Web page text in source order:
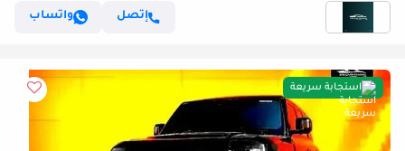
إتصل
واتساب
استجابة سريعة